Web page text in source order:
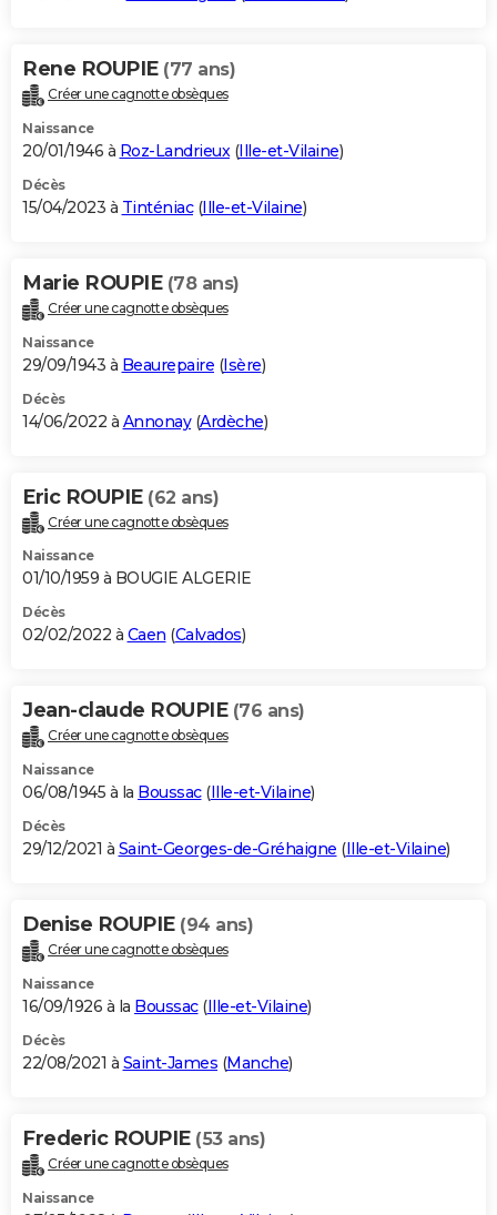
Rene ROUPIE (77 ans)
Créer une cagnotte obsèques
Naissance
20/01/1946 à Roz-Landrieux(Ille-et-Vilaine)
Décès
15/04/2023 à Tinténiac(Ille-et-Vilaine)
Marie ROUPIE (78 ans)
Créer une cagnotte obsèques
Naissance
29/09/1943 à Beaurepaire (Isère)
Décès
14/06/2022 à Annonay(Ardèche)
Eric ROUPIE (62 ans)
Créer une cagnotte obsèques
Naissance
01/10/1959 à BOUGIE ALGERIE
Décès
02/02/2022 à Caen (Calvados)
Jean-claude ROUPIE (76 ans)
Créer une cagnotte obsèques
Naissance
06/08/1945 à la Boussac(Ille-et-Vilaine)
Décès
29/12/2021 à Saint-Georges-de-Gréhaigne (Ille-et-Vilaine)
Denise ROUPIE (94 ans)
Créer une cagnotte obsèques
Naissance
16/09/1926 à la Boussac(Ille-et-Vilaine)
Décès
22/08/2021 à Saint-James (Manche)
Frederic ROUPIE (53 ans)
Créer une cagnotte obsèques
Naissance